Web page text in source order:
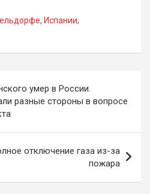
, Испании,
умер в России.
разные стороны в вопросе
отключение газа из-за
пожара